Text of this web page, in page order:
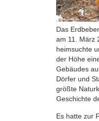
Das
am 11. März
heimsuchte
der Höhe
Gebäudes
Dörfer und
größte
Geschichte
Es hatte zur